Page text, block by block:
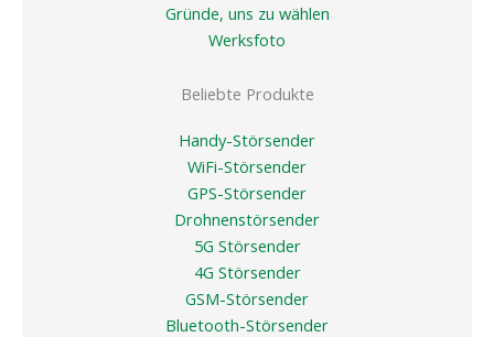
Gründe, uns zu wählen
Werksfoto
Beliebte Produkte
Handy-Störsender
WiFi-Störsender
GPS-Störsender
Drohnenstörsender
5G Störsender
4G Störsender
GSM-Störsender
Bluetooth-Störsender